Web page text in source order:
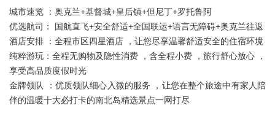
城市速览 ：奥克兰+基督城+皇后镇+但尼丁+罗托鲁阿
优选航司： 国航直飞+安全舒适+全国联运+语言无障碍+奥克兰往返
酒店安排 ：全程市区四星酒店 ，让您尽享温馨舒适安全的住宿环境
纯粹游玩：全程无购物及隐性消费 ，含全程小费 ，旅行舒心放心 ，
享受高品质度假时光
金牌领队 ：优质领队细心入微的服务 ，让您在整个旅途中有家人陪
伴的温暖十大必打卡的南北岛精选景点一网打尽